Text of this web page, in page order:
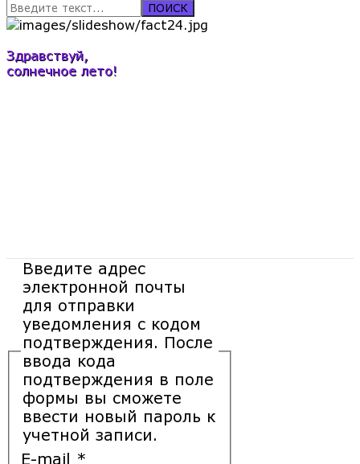
ПОИСК
Здравствуй,
солнечное лето!
Введите адрес
электронной почты
для отправки
уведомления с кодом
подтверждения. После
ввода кода
подтверждения в поле
формы вы сможете
ввести новый пароль к
учетной записи.
E-mail *